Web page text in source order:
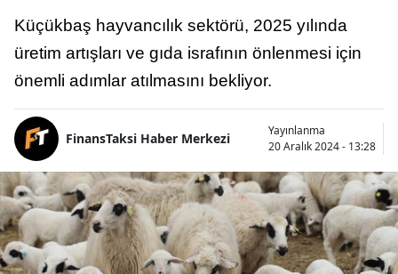
Küçükbaş hayvancılık sektörü, 2025 yılında
üretim artışları ve gıda israfının önlenmesi için
önemli adımlar atılmasını bekliyor.
FinansTaksi Haber Merkezi
Yayınlanma
20 Aralık 2024 - 13:28